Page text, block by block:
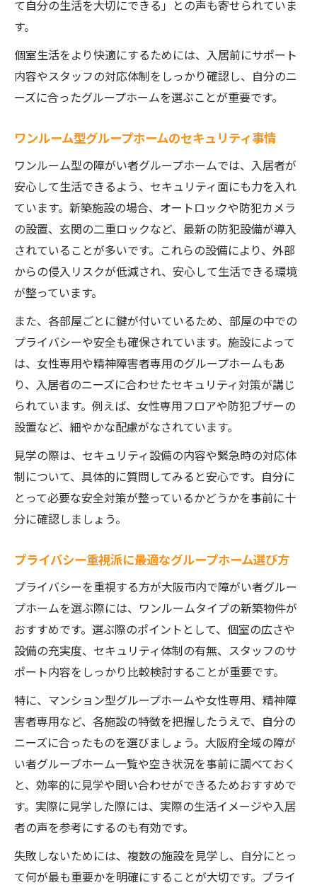
て自分の生活を大切にできる」との声も寄せられていま
す。
個室生活をより快適にするためには、入居前にサポート
内容やスタッフの対応体制をしっかり確認し、自分のニ
ーズに合ったグループホームを選ぶことが重要です。
ワンルーム型グループホームのセキュリティ事情
ワンルーム型の障がい者グループホームでは、入居者が
安心して生活できるよう、セキュリティ面にも力を入れ
ています。新築施設の場合、オートロックや防犯カメラ
の設置、玄関の二重ロックなど、最新の防犯設備が導入
されていることが多いです。これらの設備により、外部
からの侵入リスクが低減され、安心して生活できる環境
が整っています。
また、各部屋ごとに鍵が付いているため、部屋の中での
プライバシーや安全も確保されています。施設によって
は、女性専用や精神障害者専用のグループホームもあ
り、入居者のニーズに合わせたセキュリティ対策が講じ
られています。例えば、女性専用フロアや防犯ブザーの
設置など、細やかな配慮がなされています。
見学の際は、セキュリティ設備の内容や緊急時の対応体
制について、具体的に質問してみると安心です。自分に
とって必要な安全対策が整っているかどうかを事前に十
分に確認しましょう。
プライバシー重視派に最適なグループホーム選び方
プライバシーを重視する方が大阪市内で障がい者グルー
プホームを選ぶ際には、ワンルームタイプの新築物件が
おすすめです。選ぶ際のポイントとして、個室の広さや
設備の充実度、セキュリティ体制の有無、スタッフのサ
ポート内容をしっかり比較検討することが重要です。
特に、マンション型グループホームや女性専用、精神障
害者専用など、各施設の特徴を把握したうえで、自分の
ニーズに合ったものを選びましょう。大阪府全域の障が
い者グループホーム一覧や空き状況を事前に調べておく
と、効率的に見学や問い合わせができるためおすすめで
す。実際に見学した際には、実際の生活イメージや入居
者の声を参考にするのも有効です。
失敗しないためには、複数の施設を見学し、自分にとっ
て何が最も重要かを明確にすることが大切です。プライ